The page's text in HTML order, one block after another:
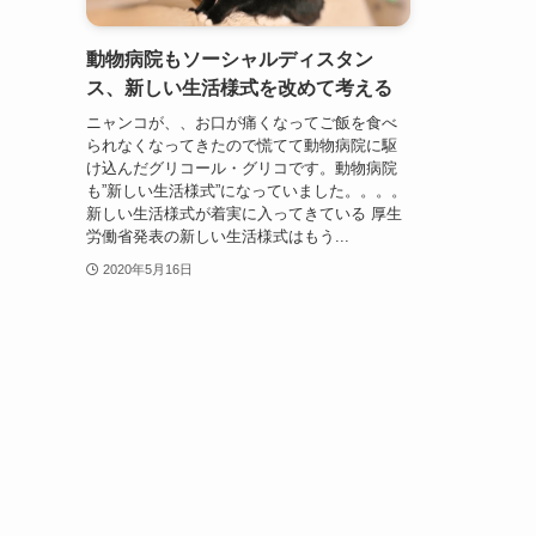
動物病院もソーシャルディスタン
ス、新しい生活様式を改めて考える
ニャンコが、、お口が痛くなってご飯を食べ
られなくなってきたので慌てて動物病院に駆
け込んだグリコール・グリコです。動物病院
も”新しい生活様式”になっていました。。。。
新しい生活様式が着実に入ってきている 厚生
労働省発表の新しい生活様式はもう...
2020年5月16日